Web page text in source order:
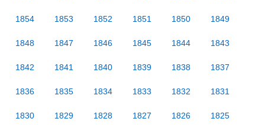
1854 1853 1852 1851 1850 1849
1848 1847 1846 1845 1844 1843
1842 1841 1840 1839 1838 1837
1836 1835 1834 1833 1832 1831
1830 1829 1828 1827 1826 1825